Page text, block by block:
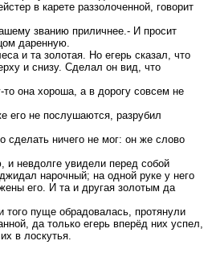
в карете раззолоченной, говорит
званию приличнее.- И просит
даренную.
и та золотая. Но егерь сказал, что
и снизу. Сделал он вид, что
она хороша, а в дорогу совсем не
его не послушаются, разрубил
сделать ничего не мог: он же слово
и невдолге увидели перед собой
нарочный; на одной руке у него
его. И та и другая золотым да
того пуще обрадовалась, протянули
да только егерь вперёд них успел,
в лоскутья.